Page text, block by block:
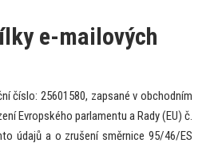
e-mailových
číslo: 25601580, zapsané v obchodním
Evropského parlamentu a Rady (EU) č.
údajů a o zrušení směrnice 95/46/ES